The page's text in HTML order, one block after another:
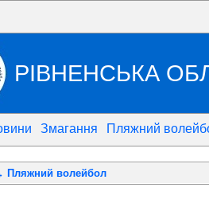
РІВНЕНСЬКА
Змагання Пляжний
Пляжний волейбол